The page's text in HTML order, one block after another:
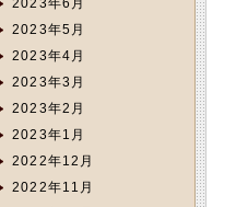
2023年6月
2023年5月
2023年4月
2023年3月
2023年2月
2023年1月
2022年12月
2022年11月